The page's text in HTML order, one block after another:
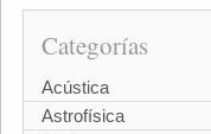
Categorías
Acústica
Astrofísica